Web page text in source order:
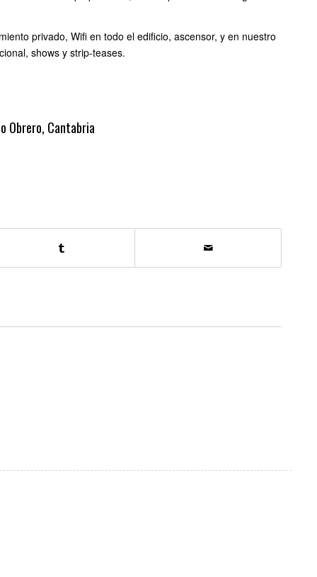
privado, Wifi en todo el edificio, ascensor, y en nuestro
shows y strip-teases.
Obrero, Cantabria